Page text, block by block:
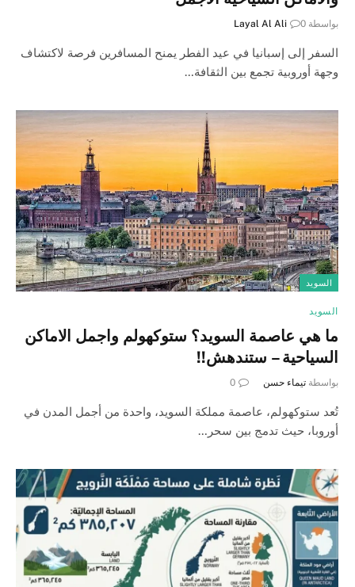
بواسطة Layal Al Ali 0
السفر إلى إسبانيا في عيد الفطر يمنح المسافرين فرصة لاكتشاف
وجهة أوروبية تجمع بين الثقافة…
السويد
السويد
ما هي عاصمة السويد؟ ستوكهولم واجمل الاماكن
السياحية – ستندهش!!
بواسطة تيماء حسن 0
تُعد ستوكهولم، عاصمة مملكة السويد، واحدة من أجمل المدن في
أوروبا، حيث تدمج بين سحر…